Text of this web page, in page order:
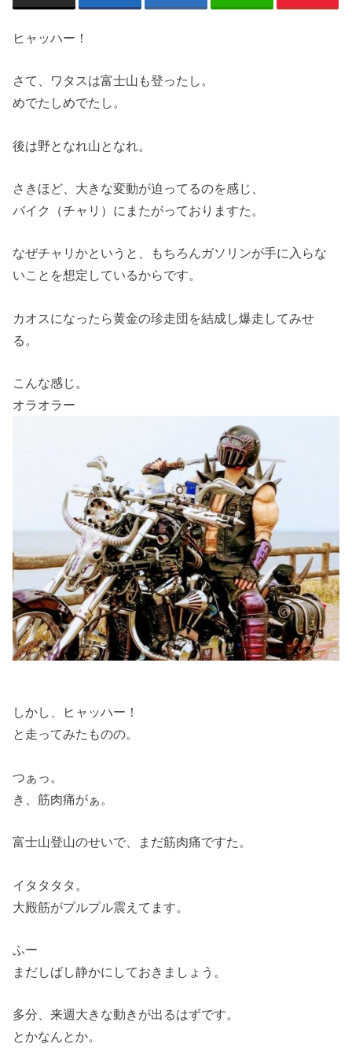
ヒャッハー！
さて、ワタスは富士山も登ったし。
めでたしめでたし。
後は野となれ山となれ。
さきほど、大きな変動が迫ってるのを感じ、
バイク（チャリ）にまたがっておりますた。
なぜチャリかというと、もちろんガソリンが手に入らな
いことを想定しているからです。
カオスになったら黄金の珍走団を結成し爆走してみせ
る。
こんな感じ。
オラオラー
しかし、ヒャッハー！
と走ってみたものの。
つぁっ。
き、筋肉痛がぁ。
富士山登山のせいで、まだ筋肉痛ですた。
イタタタタ。
大殿筋がプルプル震えてます。
ふー
まだしばし静かにしておきましょう。
多分、来週大きな動きが出るはずです。
とかなんとか。